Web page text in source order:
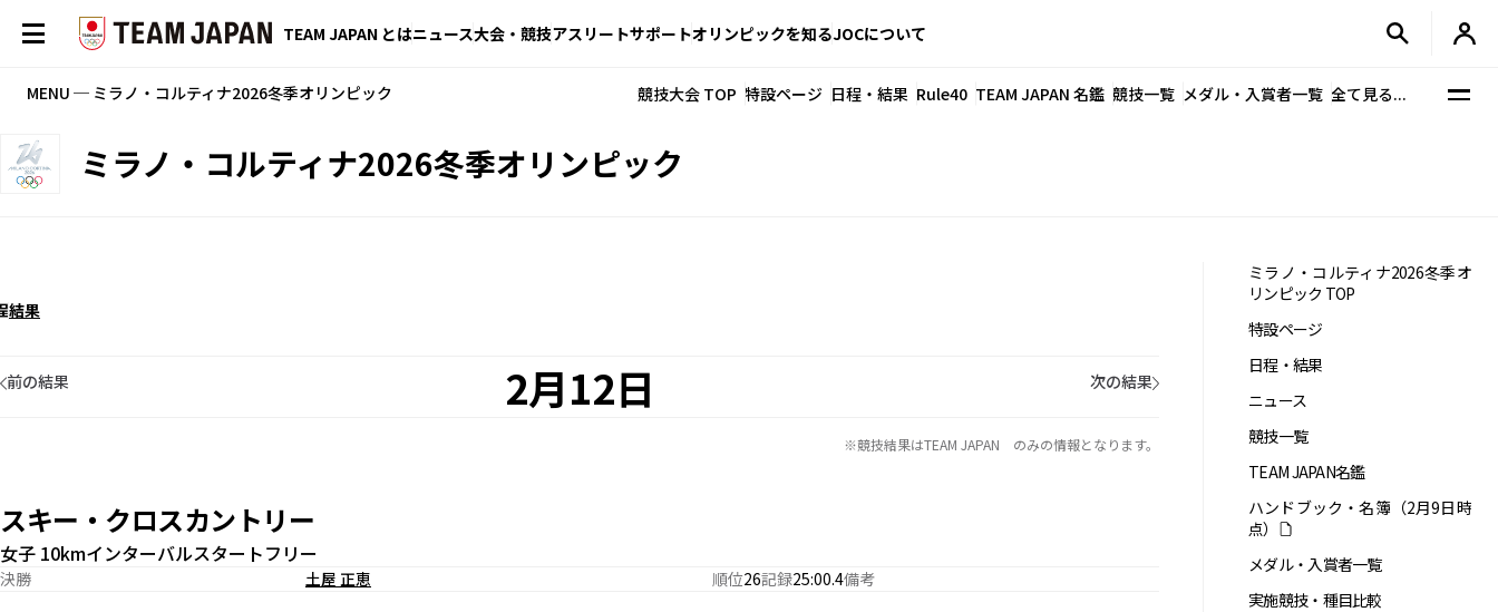
TEAM JAPAN とはニュース大会・競技アスリートサポートオリンピックを知るJOCについて
MENU ─ ミラノ・コルティナ2026冬季オリンピック 競技大会 TOP 特設ページ 日程・結果 Rule40 TEAM JAPAN 名鑑 競技一覧 メダル・入賞者一覧 全て見る...
ミラノ・コルティナ2026冬季オリンピック
結果
2月12日
前の結果 次の結果
※競技結果はTEAM JAPAN のみの情報となります。
スキー・クロスカントリー
女子 10kmインターバルスタートフリー
決勝 土屋 正恵 順位26記録25:00.4備考
ミラノ・コルティナ2026冬季オ
リンピック TOP
特設ページ
日程・結果
ニュース
競技一覧
TEAM JAPAN名鑑
ハンドブック・名簿（2月9日時
点）
メダル・入賞者一覧
実施競技・種目比較